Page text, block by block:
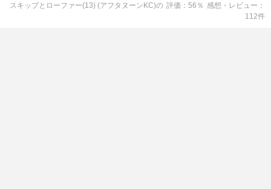
スキップとローファー(13) (アフタヌーンKC)の 評価 56 ％ 感想・レビュー
112件